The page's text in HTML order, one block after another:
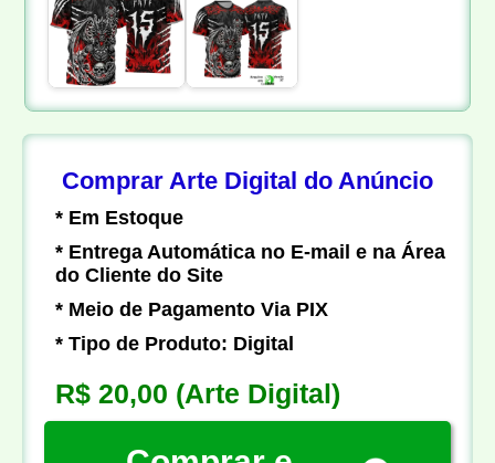
Comprar Arte Digital do Anúncio
* Em Estoque
* Entrega Automática no E-mail e na Área
do Cliente do Site
* Meio de Pagamento Via PIX
* Tipo de Produto: Digital
R$ 20,00 (Arte Digital)